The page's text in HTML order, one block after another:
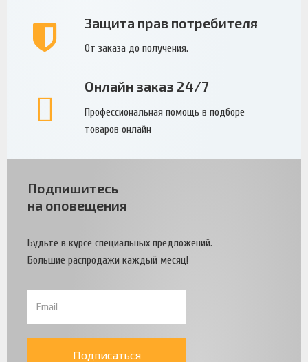
Защита прав потребителя
От заказа до получения.
Онлайн заказ 24/7
Профессиональная помощь в подборе
товаров онлайн
Подпишитесь
на оповещения
Будьте в курсе специальных предложений.
Большие распродажи каждый месяц!
Подписаться